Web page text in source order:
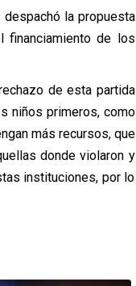
la propuesta
financiamiento de los
de esta partida
niños primeros, como
más recursos, que
donde violaron y
instituciones, por lo